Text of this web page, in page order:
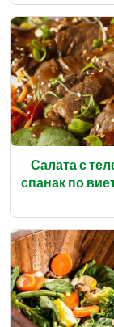
Салата с
спанак по